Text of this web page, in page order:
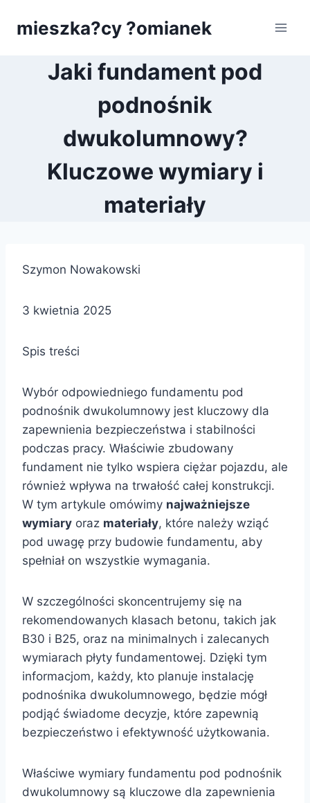
mieszka?cy ?omianek
Jaki fundament pod
podnośnik
dwukolumnowy?
Kluczowe wymiary i
materiały
Szymon Nowakowski
3 kwietnia 2025
Spis treści
Wybór odpowiedniego fundamentu pod
podnośnik dwukolumnowy jest kluczowy dla
zapewnienia bezpieczeństwa i stabilności
podczas pracy. Właściwie zbudowany
fundament nie tylko wspiera ciężar pojazdu, ale
również wpływa na trwałość całej konstrukcji.
W tym artykule omówimy najważniejsze
wymiary oraz materiały, które należy wziąć
pod uwagę przy budowie fundamentu, aby
spełniał on wszystkie wymagania.
W szczególności skoncentrujemy się na
rekomendowanych klasach betonu, takich jak
B30 i B25, oraz na minimalnych i zalecanych
wymiarach płyty fundamentowej. Dzięki tym
informacjom, każdy, kto planuje instalację
podnośnika dwukolumnowego, będzie mógł
podjąć świadome decyzje, które zapewnią
bezpieczeństwo i efektywność użytkowania.
Właściwe wymiary fundamentu pod podnośnik
dwukolumnowy są kluczowe dla zapewnienia